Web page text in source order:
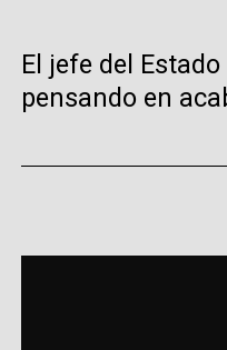
El jefe del
pensando en